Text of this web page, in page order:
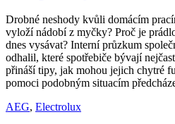
Drobné neshody kvůli domácím
vyloží nádobí z myčky? Proč je
dnes vysávat? Interní průzkum
odhalil, které spotřebiče bývají
přináší tipy, jak mohou jejich chytré
pomoci podobným situacím
AEG, Electrolux